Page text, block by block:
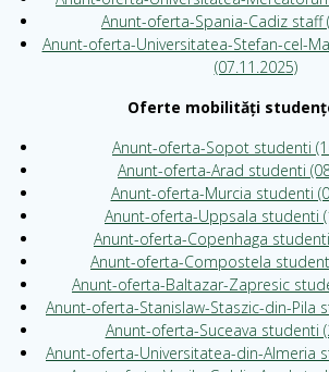
Anunt-oferta-Spania-Cadiz staff
Anunt-oferta-Universitatea-Stefan-cel-
(07.11.2025)
Oferte mobilități
Anunt-oferta-Sopot studenti
Anunt-oferta-Arad studenti
Anunt-oferta-Murcia studenti
Anunt-oferta-Uppsala studenti
Anunt-oferta-Copenhaga
Anunt-oferta-Compostela
Anunt-oferta-Baltazar-Zapresic
Anunt-oferta-Stanislaw-Staszic-din-Pila
Anunt-oferta-Suceava studenti
Anunt-oferta-Universitatea-din-Almeria